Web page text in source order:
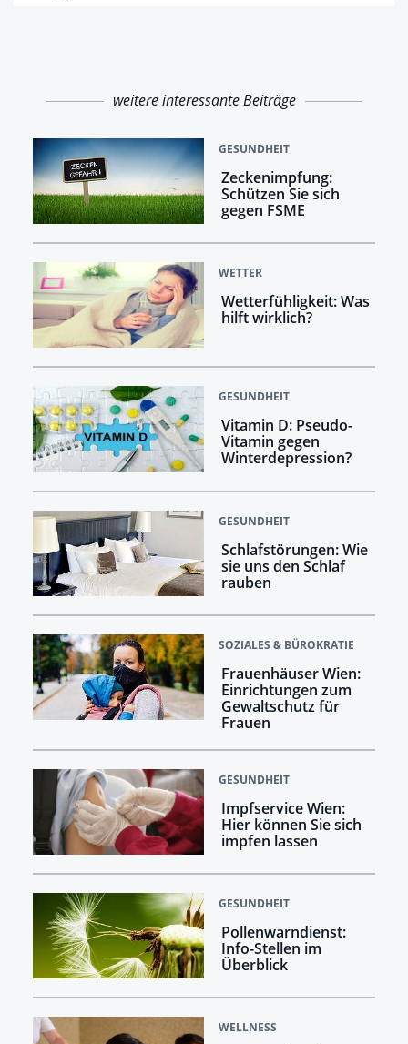
weitere interessante Beiträge
GESUNDHEIT
Zeckenimpfung:
Schützen Sie sich
gegen FSME
WETTER
Wetterfühligkeit: Was
hilft wirklich?
GESUNDHEIT
Vitamin D: Pseudo-
Vitamin gegen
Winterdepression?
GESUNDHEIT
Schlafstörungen: Wie
sie uns den Schlaf
rauben
SOZIALES & BÜROKRATIE
Frauenhäuser Wien:
Einrichtungen zum
Gewaltschutz für
Frauen
GESUNDHEIT
Impfservice Wien:
Hier können Sie sich
impfen lassen
GESUNDHEIT
Pollenwarndienst:
Info-Stellen im
Überblick
WELLNESS